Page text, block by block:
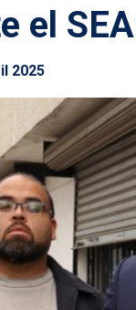
el
2025